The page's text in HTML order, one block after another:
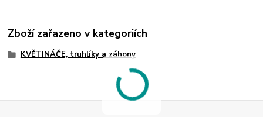
Zboží zařazeno v kategoriích
KVĚTINÁČE, truhlíky a záhony